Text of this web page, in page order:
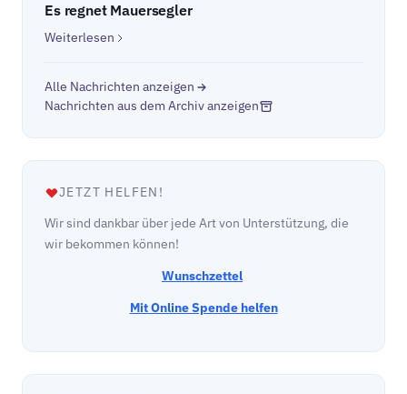
Es regnet Mauersegler
Weiterlesen
Alle Nachrichten anzeigen
Nachrichten aus dem Archiv anzeigen
JETZT HELFEN!
Wir sind dankbar über jede Art von Unterstützung, die
wir bekommen können!
Wunschzettel
Mit Online Spende helfen